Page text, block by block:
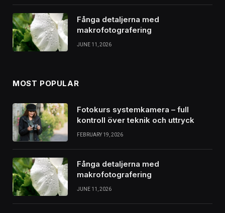
Fånga detaljerna med
makrofotografering
JUNE 11, 2026
MOST POPULAR
Fotokurs systemkamera – full
kontroll över teknik och uttryck
FEBRUARY 19, 2026
Fånga detaljerna med
makrofotografering
JUNE 11, 2026